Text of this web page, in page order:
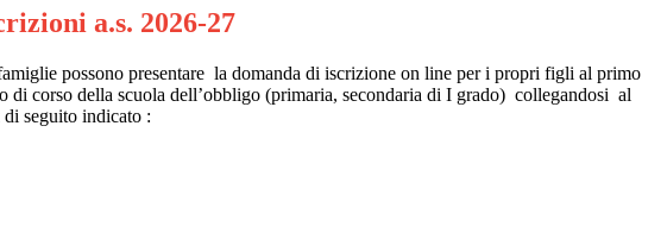
a.s. 2026-27
possono presentare la domanda di iscrizione on line per i propri figli al primo
di corso della scuola dell’obbligo (primaria, secondaria di I grado) collegandosi al
seguito indicato :